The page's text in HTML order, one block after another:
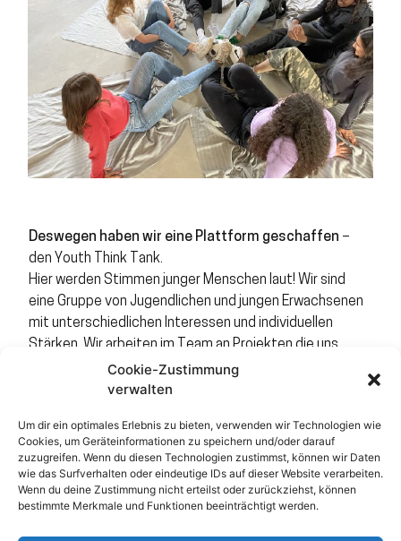
Cookie-Zustimmung
verwalten
Um dir ein optimales Erlebnis zu bieten, verwenden wir Technologien wie
Cookies, um Geräteinformationen zu speichern und/oder darauf
zuzugreifen. Wenn du diesen Technologien zustimmst, können wir Daten
wie das Surfverhalten oder eindeutige IDs auf dieser Website verarbeiten.
Wenn du deine Zustimmung nicht erteilst oder zurückziehst, können
bestimmte Merkmale und Funktionen beeinträchtigt werden.
Deswegen haben wir eine Plattform geschaffen –
den Youth Think Tank.
Hier werden Stimmen junger Menschen laut! Wir sind
eine Gruppe von Jugendlichen und jungen Erwachsenen
mit unterschiedlichen Interessen und individuellen
Stärken. Wir arbeiten im Team an Projekten die uns
begeistern, melden uns zu Wort, wenn es um unsere
Zukunft geht und setzen uns ein für die Sichtbarkeit
Unterschiedlichkeit und Vielfalt sind unsere Stärken
– ob Gender, Hautfarbe oder Herkunft, denn das ist die
Wirklichkeit unseres Alltags. Wir werden begleitet von
Menschen aus Kultur und Pädagogik, die uns bei der